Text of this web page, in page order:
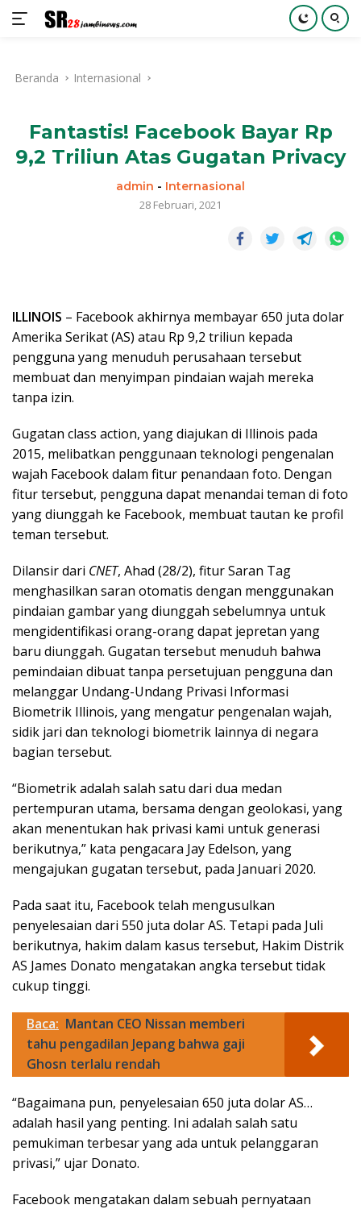
kontenBeranda Internasional
Fantastis! Facebook Bayar Rp
9,2 Triliun Atas Gugatan Privacy
admin - Internasional
28 Februari, 2021
ILLINOIS – Facebook akhirnya membayar 650 juta dolar
Amerika Serikat (AS) atau Rp 9,2 triliun kepada
pengguna yang menuduh perusahaan tersebut
membuat dan menyimpan pindaian wajah mereka
tanpa izin.
Gugatan class action, yang diajukan di Illinois pada
2015, melibatkan penggunaan teknologi pengenalan
wajah Facebook dalam fitur penandaan foto. Dengan
fitur tersebut, pengguna dapat menandai teman di foto
yang diunggah ke Facebook, membuat tautan ke profil
teman tersebut.
Dilansir dari CNET, Ahad (28/2), fitur Saran Tag
menghasilkan saran otomatis dengan menggunakan
pindaian gambar yang diunggah sebelumnya untuk
mengidentifikasi orang-orang dapat jepretan yang
baru diunggah. Gugatan tersebut menuduh bahwa
pemindaian dibuat tanpa persetujuan pengguna dan
melanggar Undang-Undang Privasi Informasi
Biometrik Illinois, yang mengatur pengenalan wajah,
sidik jari dan teknologi biometrik lainnya di negara
bagian tersebut.
“Biometrik adalah salah satu dari dua medan
pertempuran utama, bersama dengan geolokasi, yang
akan menentukan hak privasi kami untuk generasi
berikutnya,” kata pengacara Jay Edelson, yang
mengajukan gugatan tersebut, pada Januari 2020.
Pada saat itu, Facebook telah mengusulkan
penyelesaian dari 550 juta dolar AS. Tetapi pada Juli
berikutnya, hakim dalam kasus tersebut, Hakim Distrik
AS James Donato mengatakan angka tersebut tidak
cukup tinggi.
Baca: Mantan CEO Nissan memberi
tahu pengadilan Jepang bahwa gaji
Ghosn terlalu rendah
“Bagaimana pun, penyelesaian 650 juta dolar AS…
adalah hasil yang penting. Ini adalah salah satu
pemukiman terbesar yang ada untuk pelanggaran
privasi,” ujar Donato.
Facebook mengatakan dalam sebuah pernyataan